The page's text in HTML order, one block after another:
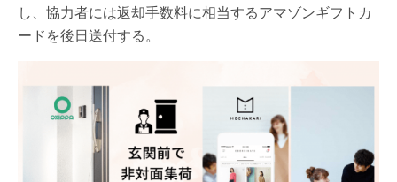
し、協力者には返却手数料に相当するアマゾンギフトカ
ードを後日送付する。